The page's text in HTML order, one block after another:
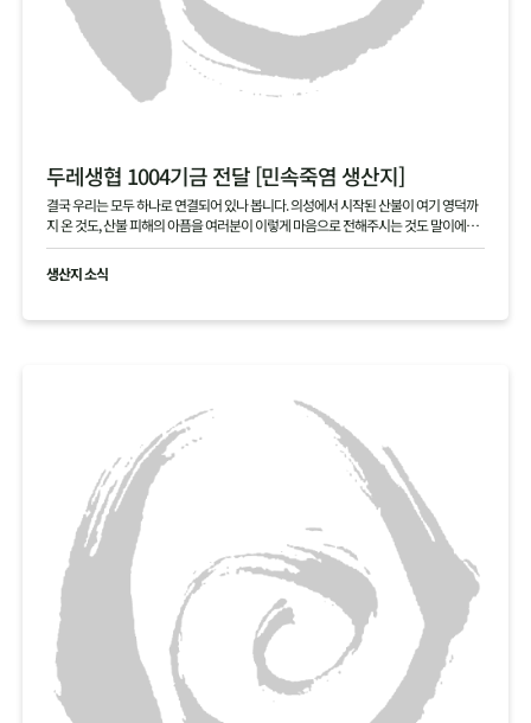
두레생협 1004기금 전달 [민속죽염 생산지]
결국 우리는 모두 하나로 연결되어 있나 봅니다. 의성에서 시작된 산불이 여기 영덕까
지 온 것도, 산불 피해의 아픔을 여러분이 이렇게 마음으로 전해주시는 것도 말이에요.
본의 아니게 걱정을 끼쳐 죄송합니다. 여러분 덕분에 다시 힘을 내겠습니다. 진심으로
고맙습니다.
생산지 소식